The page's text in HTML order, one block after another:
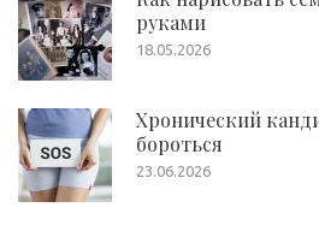
руками
18.05.2026
Хронический
бороться
23.06.2026